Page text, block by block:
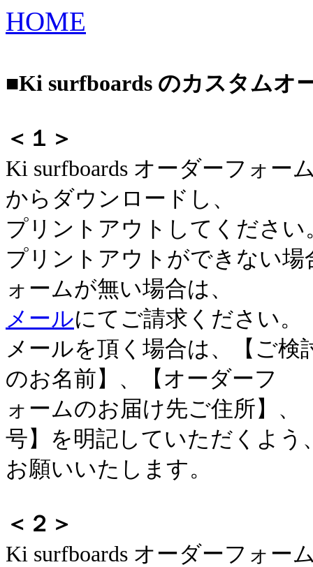
HOME
■Ki surfboards のカスタムオ
＜１＞
Ki surfboards オーダーフォー
からダウンロードし、
プリントアウトしてください
プリントアウトができない
ォームが無い場合は、
メールにてご請求ください。
メールを頂く場合は、【ご
のお名前】、【オーダーフ
ォームのお届け先ご住所】
号】を明記していただくよう
お願いいたします。
＜２＞
Ki surfboards オーダーフォー